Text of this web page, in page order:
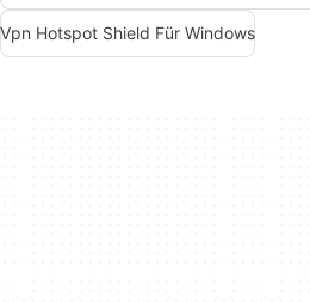
Vpn Hotspot Shield Für Windows